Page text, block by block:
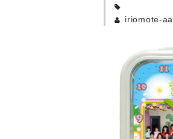
iriomote-aa